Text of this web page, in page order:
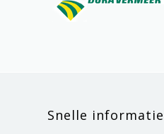
Snelle informatie